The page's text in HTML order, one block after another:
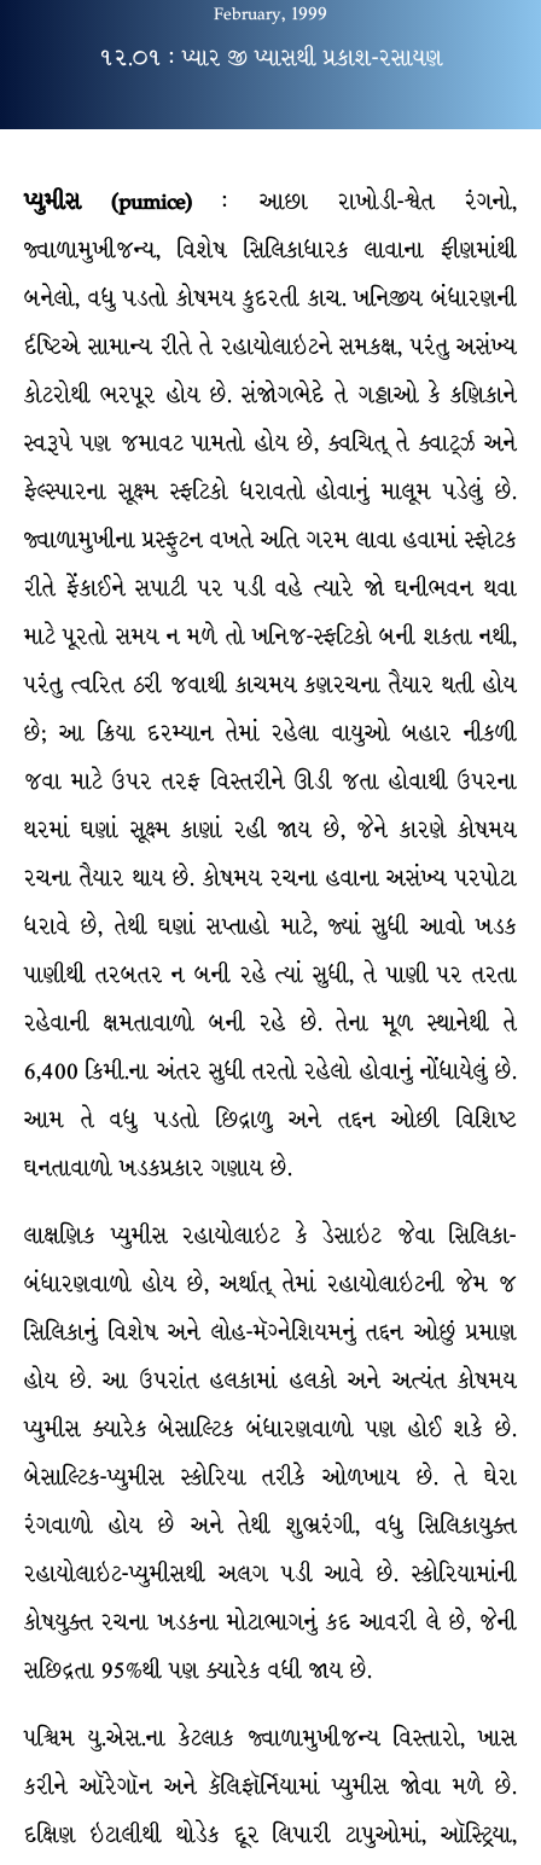
February, 1999
૧૨.૦૧ : પ્યાર જી પ્યાસથી પ્રકાશ-રસાયણ
પ્યુમીસ (pumice) : આછા રાખોડી-શ્વેત રંગનો,
જ્વાળામુખીજન્ય, વિશેષ સિલિકાધારક લાવાના ફીણમાંથી
બનેલો, વધુ પડતો કોષમય કુદરતી કાચ. ખનિજીય બંધારણની
ર્દષ્ટિએ સામાન્ય રીતે તે રહાયોલાઇટને સમકક્ષ, પરંતુ અસંખ્ય
કોટરોથી ભરપૂર હોય છે. સંજોગભેદે તે ગઠ્ઠાઓ કે કણિકાને
સ્વરૂપે પણ જમાવટ પામતો હોય છે, ક્વચિત્ તે ક્વાર્ટ્ઝ અને
ફેલ્સ્પારના સૂક્ષ્મ સ્ફટિકો ધરાવતો હોવાનું માલૂમ પડેલું છે.
જ્વાળામુખીના પ્રસ્ફુટન વખતે અતિ ગરમ લાવા હવામાં સ્ફોટક
રીતે ફેંકાઈને સપાટી પર પડી વહે ત્યારે જો ઘનીભવન થવા
માટે પૂરતો સમય ન મળે તો ખનિજ-સ્ફટિકો બની શકતા નથી,
પરંતુ ત્વરિત ઠરી જવાથી કાચમય કણરચના તૈયાર થતી હોય
છે; આ ક્રિયા દરમ્યાન તેમાં રહેલા વાયુઓ બહાર નીકળી
જવા માટે ઉપર તરફ વિસ્તરીને ઊડી જતા હોવાથી ઉપરના
થરમાં ઘણાં સૂક્ષ્મ કાણાં રહી જાય છે, જેને કારણે કોષમય
રચના તૈયાર થાય છે. કોષમય રચના હવાના અસંખ્ય પરપોટા
ધરાવે છે, તેથી ઘણાં સપ્તાહો માટે, જ્યાં સુધી આવો ખડક
પાણીથી તરબતર ન બની રહે ત્યાં સુધી, તે પાણી પર તરતા
રહેવાની ક્ષમતાવાળો બની રહે છે. તેના મૂળ સ્થાનેથી તે
6,400 કિમી.ના અંતર સુધી તરતો રહેલો હોવાનું નોંધાયેલું છે.
આમ તે વધુ પડતો છિદ્રાળુ અને તદ્દન ઓછી વિશિષ્ટ
ઘનતાવાળો ખડકપ્રકાર ગણાય છે.
લાક્ષણિક પ્યુમીસ રહાયોલાઇટ કે ડેસાઇટ જેવા સિલિકા-
બંધારણવાળો હોય છે, અર્થાત્ તેમાં રહાયોલાઇટની જેમ જ
સિલિકાનું વિશેષ અને લોહ-મૅગ્નેશિયમનું તદ્દન ઓછું પ્રમાણ
હોય છે. આ ઉપરાંત હલકામાં હલકો અને અત્યંત કોષમય
પ્યુમીસ ક્યારેક બેસાલ્ટિક બંધારણવાળો પણ હોઈ શકે છે.
બેસાલ્ટિક-પ્યુમીસ સ્કોરિયા તરીકે ઓળખાય છે. તે ઘેરા
રંગવાળો હોય છે અને તેથી શુભ્રરંગી, વધુ સિલિકાયુક્ત
રહાયોલાઇટ-પ્યુમીસથી અલગ પડી આવે છે. સ્કોરિયામાંની
કોષયુક્ત રચના ખડકના મોટાભાગનું કદ આવરી લે છે, જેની
સછિદ્રતા 95%થી પણ ક્યારેક વધી જાય છે.
પશ્ચિમ યુ.એસ.ના કેટલાક જ્વાળામુખીજન્ય વિસ્તારો, ખાસ
કરીને ઑરેગૉન અને કૅલિફૉર્નિયામાં પ્યુમીસ જોવા મળે છે.
દક્ષિણ ઇટાલીથી થોડેક દૂર લિપારી ટાપુઓમાં, ઑસ્ટ્રિયા,